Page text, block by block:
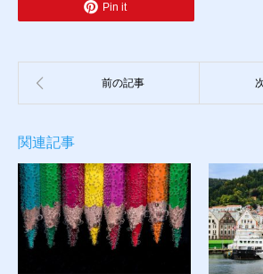
Pin it
関連記事